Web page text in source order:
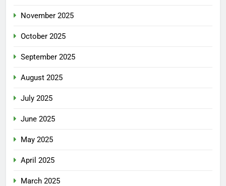
November 2025
October 2025
September 2025
August 2025
July 2025
June 2025
May 2025
April 2025
March 2025